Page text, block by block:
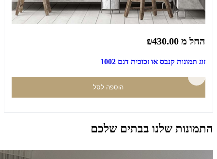
החל מ ₪430.00
זוג תמונות קנבס או זכוכית דגם 1002
הוספה לסל
התמונות שלנו בבתים שלכם